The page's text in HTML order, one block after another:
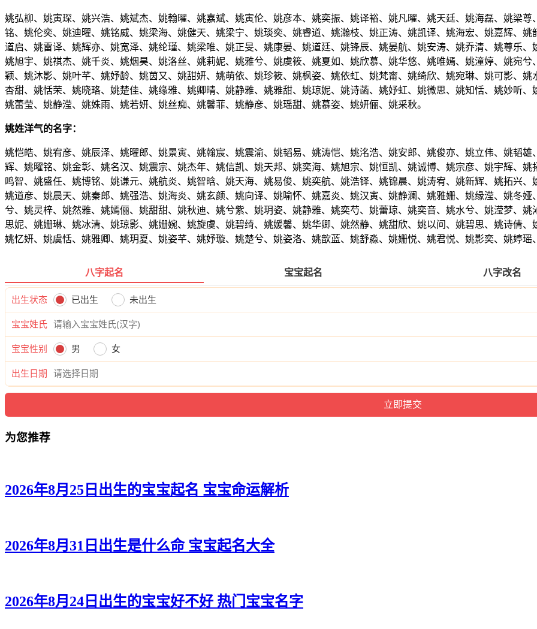
姚弘柳、姚寅琛、姚兴浩、姚斌杰、姚翰曜、姚嘉斌、姚寅伦、姚彦本、姚奕振、姚译裕、姚凡曜、姚天廷、姚海磊、姚梁
铭、姚伦奕、姚迪曜、姚铭威、姚梁海、姚健天、姚梁宁、姚琰奕、姚睿道、姚瀚枝、姚正涛、姚凯译、姚海宏、姚嘉辉、
道启、姚雷译、姚辉亦、姚宽泽、姚纶瑾、姚梁唯、姚正旻、姚康晏、姚道廷、姚锋辰、姚晏航、姚安涛、姚乔清、姚尊乐
姚旭宇、姚祺杰、姚千炎、姚烟昊、姚洛丝、姚莉妮、姚雅兮、姚虞筱、姚夏如、姚欣慕、姚华悠、姚唯嫣、姚潼婷、姚宛
颖、姚沐影、姚叶芊、姚妤龄、姚茵又、姚甜妍、姚萌依、姚珍筱、姚枫姿、姚依虹、姚梵甯、姚绮欣、姚宛琳、姚可影、
杏甜、姚恬荣、姚晓珞、姚楚佳、姚缘雅、姚卿晴、姚静雅、姚雅甜、姚琼妮、姚诗菡、姚妤虹、姚微思、姚知恬、姚妙听
姚蕾莹、姚静滢、姚姝雨、姚若妍、姚丝痴、姚馨菲、姚静彦、姚瑶甜、姚慕姿、姚妍俪、姚采秋。
姚姓洋气的名字：
姚恺皓、姚宥彦、姚辰泽、姚曜郎、姚景寅、姚翰宸、姚震渝、姚韬易、姚涛恺、姚洺浩、姚安郎、姚俊亦、姚立伟、姚韬
辉、姚曜铭、姚金彰、姚名汉、姚震宗、姚杰年、姚信凯、姚天邦、姚奕海、姚旭宗、姚恒凯、姚诚博、姚宗彦、姚宇辉、
鸣智、姚盛任、姚博铭、姚谦元、姚航炎、姚智晗、姚天海、姚易俊、姚奕航、姚浩铎、姚锦晨、姚涛宥、姚新辉、姚拓兴
姚道彦、姚晨天、姚秦郎、姚强浩、姚海炎、姚玄颜、姚向译、姚喻怀、姚嘉炎、姚汉寅、姚静澜、姚雅姗、姚缘滢、姚冬
兮、姚灵梓、姚然雅、姚嫣俪、姚甜甜、姚秋迪、姚兮紫、姚玥姿、姚静雅、姚奕芍、姚蕾琼、姚奕音、姚水兮、姚滢梦、
思妮、姚姗琳、姚冰清、姚琼影、姚姗婉、姚旋虞、姚碧绮、姚媛馨、姚华卿、姚然静、姚甜欣、姚以问、姚碧思、姚诗倩
姚忆妍、姚虞恬、姚雅卿、姚玥夏、姚姿芊、姚妤璇、姚楚兮、姚姿洛、姚歆蓝、姚舒淼、姚姗悦、姚君悦、姚影奕、姚婷瑶
八字起名 宝宝起名 八字改名
出生状态 已出生 未出生
宝宝姓氏
宝宝性别 男 女
出生日期
为您推荐
2026年8月25日出生的宝宝起名 宝宝命运解析
2026年8月31日出生是什么命 宝宝起名大全
2026年8月24日出生的宝宝好不好 热门宝宝名字